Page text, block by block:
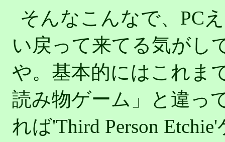
そんなこんなで、PC
い戻って来てる気がし
や。基本的にはこれま
読み物ゲーム」と違っ
れば'Third Person